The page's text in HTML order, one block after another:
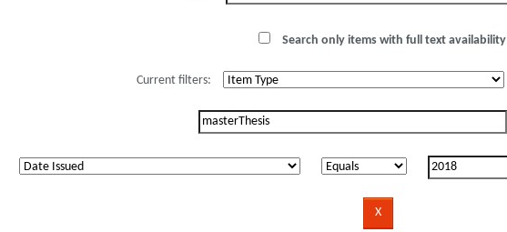
Search only items with full text availability
Current filters: